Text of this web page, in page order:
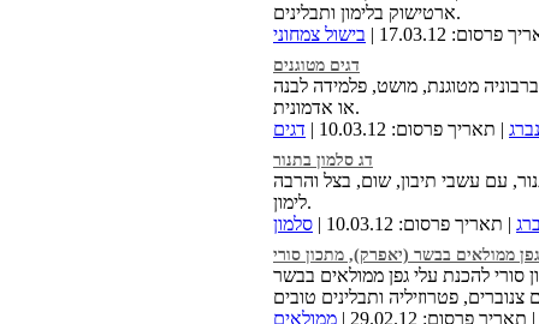
ארטישוק בלימון ותבלינים.
פרסום: 17.03.12 |
בישול צמחוני
דגים מטוגנים
מטוגנת, מושט, פלמידה לבנה
או אדמונית.
| תאריך פרסום: 10.03.12 | דגים
דג סלמון בתנור
עם עשבי תיבון, שום, בצל והרבה
לימון.
| תאריך פרסום: 10.03.12 | סלמון
ממולאים בבשר (יאפרק), מתכון סורי
סורי להכנת עלי גפן ממולאים בבשר
| תאריך פרסום: 29.02.12 | ממולאים